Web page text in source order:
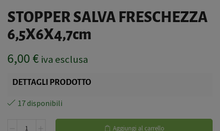
STOPPER SALVA FRESCHEZZA
6,5X6X4,7cm
6,00 € iva esclusa
DETTAGLI PRODOTTO
17 disponibili
Aggiungi al carrello